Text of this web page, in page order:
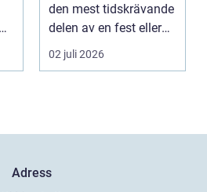
den mest tidskrävande
delen av en fest eller
ett event. Samt...
02 juli 2026
Adress